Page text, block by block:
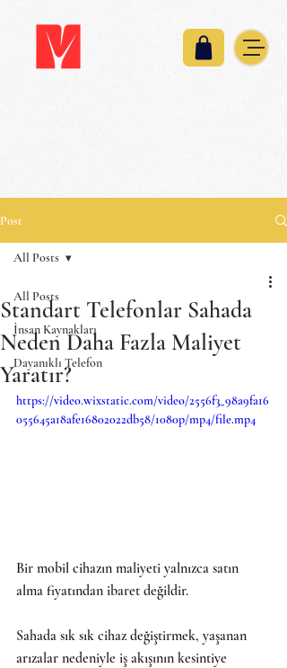
Post
All Posts
İnsan Kaynakları
Dayanıklı Telefon
All Posts
Standart Telefonlar Sahada
Neden Daha Fazla Maliyet
Yaratır?
https://video.wixstatic.com/video/2556f3_98a9fa16
055645a18afe16802022db58/1080p/mp4/file.mp4
Bir mobil cihazın maliyeti yalnızca satın
alma fiyatından ibaret değildir.
Sahada sık sık cihaz değiştirmek, yaşanan
arızalar nedeniyle iş akışının kesintiye